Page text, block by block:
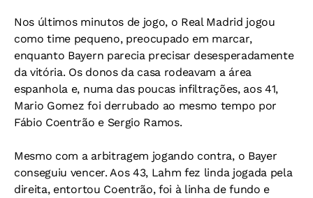
Nos últimos minutos de jogo, o Real Madrid jogou
como time pequeno, preocupado em marcar,
enquanto Bayern parecia precisar desesperadamente
da vitória. Os donos da casa rodeavam a área
espanhola e, numa das poucas infiltrações, aos 41,
Mario Gomez foi derrubado ao mesmo tempo por
Fábio Coentrão e Sergio Ramos.
Mesmo com a arbitragem jogando contra, o Bayer
conseguiu vencer. Aos 43, Lahm fez linda jogada pela
direita, entortou Coentrão, foi à linha de fundo e